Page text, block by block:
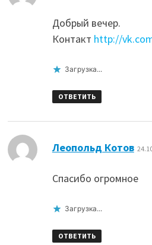
Добрый вечер.
Контакт http://
Загрузка...
ОТВЕТИТЬ
Леопольд Котов:
Спасибо огромное
Загрузка...
ОТВЕТИТЬ